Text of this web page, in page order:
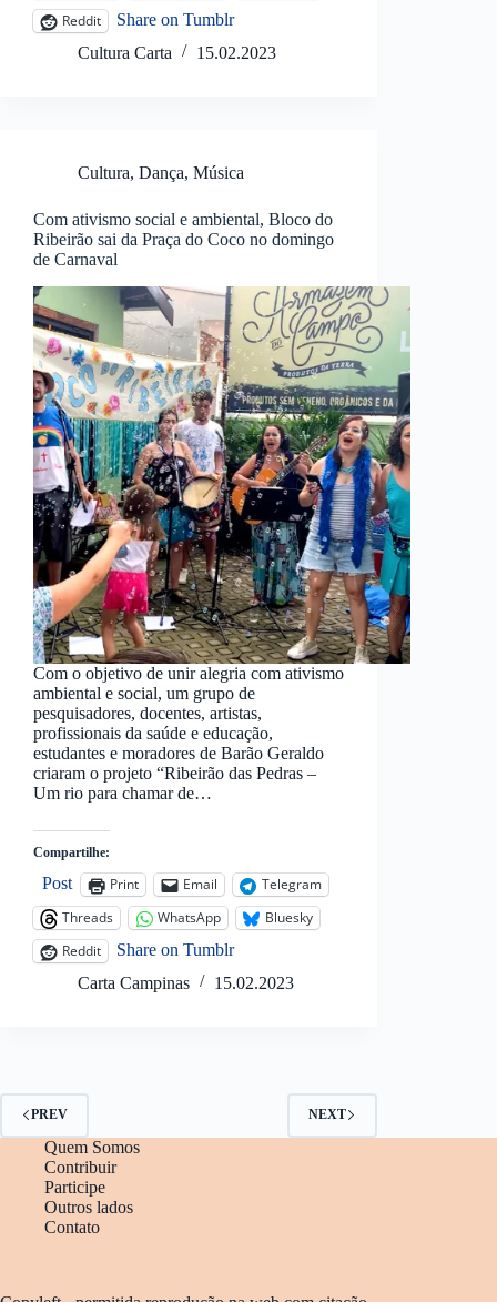
Reddit
Share on Tumblr
Cultura Carta
15.02.2023
Cultura, Dança, Música
Com ativismo social e ambiental, Bloco do
Ribeirão sai da Praça do Coco no domingo
de Carnaval
Com o objetivo de unir alegria com ativismo
ambiental e social, um grupo de
pesquisadores, docentes, artistas,
profissionais da saúde e educação,
estudantes e moradores de Barão Geraldo
criaram o projeto “Ribeirão das Pedras –
Um rio para chamar de…
Compartilhe:
Post Print Email
Telegram
Threads
WhatsApp
Bluesky
Reddit
Share on Tumblr
Carta Campinas
15.02.2023
PREV NEXT
Quem Somos
Contribuir
Participe
Outros lados
Contato